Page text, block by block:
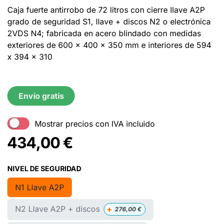
Caja fuerte antirrobo de 72 litros con cierre llave A2P
grado de seguridad S1, llave + discos N2 o electrónica
2VDS N4; fabricada en acero blindado con medidas
exteriores de 600 x 400 x 350 mm e interiores de 594
x 394 x 310
Envío gratis
Mostrar precios con IVA incluido
434,00€
NIVEL DE SEGURIDAD
N1 Llave A2P
N2 Llave A2P + discos + 276,00 €